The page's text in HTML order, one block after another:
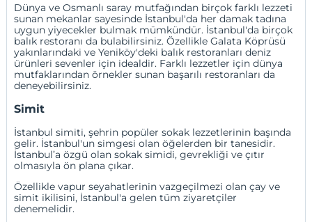
Dünya ve Osmanlı saray mutfağından birçok farklı lezzeti
sunan mekanlar sayesinde İstanbul'da her damak tadına
uygun yiyecekler bulmak mümkündür. İstanbul'da birçok
balık restoranı da bulabilirsiniz. Özellikle Galata Köprüsü
yakınlarındaki ve Yeniköy'deki balık restoranları deniz
ürünleri sevenler için idealdir. Farklı lezzetler için dünya
mutfaklarından örnekler sunan başarılı restoranları da
deneyebilirsiniz.
Simit
İstanbul simiti, şehrin popüler sokak lezzetlerinin başında
gelir. İstanbul'un simgesi olan öğelerden bir tanesidir.
İstanbul’a özgü olan sokak simidi, gevrekliği ve çıtır
olmasıyla ön plana çıkar.
Özellikle vapur seyahatlerinin vazgeçilmezi olan çay ve
simit ikilisini, İstanbul'a gelen tüm ziyaretçiler
denemelidir.